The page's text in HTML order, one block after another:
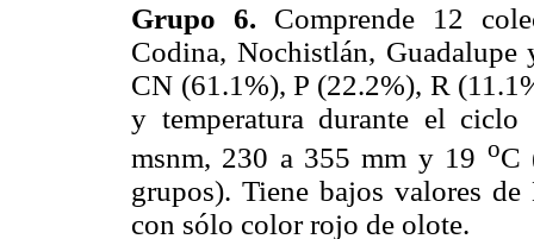
Grupo 6. Comprende 12
Codina, Nochistlán, Guadalupe
CN (61.1%), P (22.2%), R
y temperatura durante el
msnm, 230 a 355 mm y 19 oC
grupos). Tiene bajos valores
con sólo color rojo de olote.